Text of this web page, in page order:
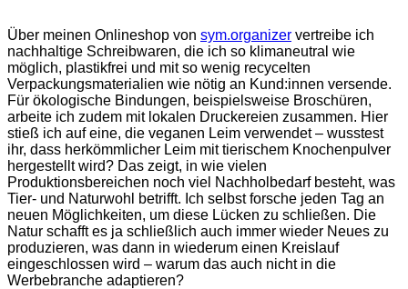
Über meinen Onlineshop von sym.organizer vertreibe ich
nachhaltige Schreibwaren, die ich so klimaneutral wie
möglich, plastikfrei und mit so wenig recycelten
Verpackungsmaterialien wie nötig an Kund:innen versende.
Für ökologische Bindungen, beispielsweise Broschüren,
arbeite ich zudem mit lokalen Druckereien zusammen. Hier
stieß ich auf eine, die veganen Leim verwendet – wusstest
ihr, dass herkömmlicher Leim mit tierischem Knochenpulver
hergestellt wird? Das zeigt, in wie vielen
Produktionsbereichen noch viel Nachholbedarf besteht, was
Tier- und Naturwohl betrifft. Ich selbst forsche jeden Tag an
neuen Möglichkeiten, um diese Lücken zu schließen. Die
Natur schafft es ja schließlich auch immer wieder Neues zu
produzieren, was dann in wiederum einen Kreislauf
eingeschlossen wird – warum das auch nicht in die
Werbebranche adaptieren?